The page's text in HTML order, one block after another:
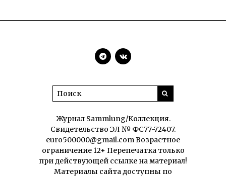
Журнал Sammlung/Коллекция.
Свидетельство ЭЛ № ФС77-72407.
euro500000@gmail.com Возрастное
ограничение 12+ Перепечатка только
при действующей ссылке на материал!
Материалы сайта доступны по